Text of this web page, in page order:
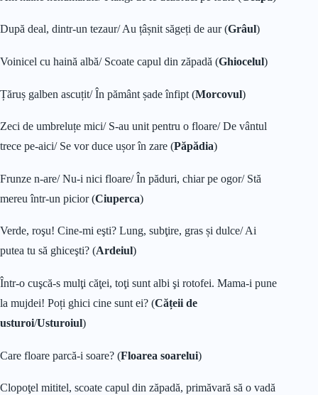
După deal, dintr-un tezaur/ Au țâșnit săgeți de aur (Grâul)
Voinicel cu haină albă/ Scoate capul din zăpadă (Ghiocelul)
Țăruș galben ascuțit/ În pământ șade înfipt (Morcovul)
Zeci de umbreluțe mici/ S-au unit pentru o floare/ De vântul
trece pe-aici/ Se vor duce ușor în zare (Păpădia)
Frunze n-are/ Nu-i nici floare/ În păduri, chiar pe ogor/ Stă
mereu într-un picior (Ciuperca)
Verde, roşu! Cine-mi eşti? Lung, subţire, gras și dulce/ Ai
putea tu să ghiceşti? (Ardeiul)
Într-o cuşcă-s mulţi căţei, toţi sunt albi şi rotofei. Mama-i pune
la mujdei! Poți ghici cine sunt ei? (Cățeii de
usturoi/Usturoiul)
Care floare parcă-i soare? (Floarea soarelui)
Clopoţel mititel, scoate capul din zăpadă, primăvară să o vadă